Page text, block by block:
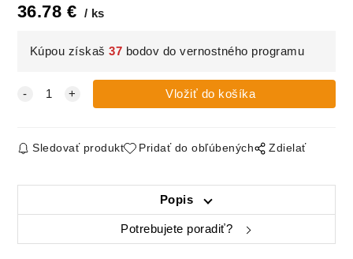
36.78 € ks
Kúpou získaš37 bodov do vernostného programu
Sledovať produkt Pridať do obľúbených Zdielať
Popis
Potrebujete poradiť?